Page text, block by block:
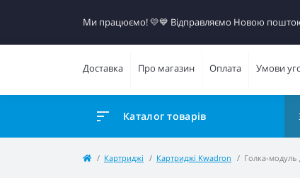
Ми працюємо! 💛​💙 Відправляємо Новою
Доставка Про магазин Оплата Умови
Каталог товарів
Картриджі Картриджі Kwadron Голка-модуль